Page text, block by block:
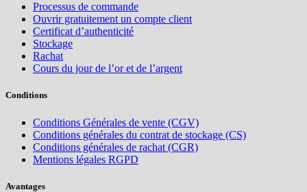
Processus de commande
Ouvrir gratuitement un compte client
Certificat d’authenticité
Stockage
Rachat
Cours du jour de l’or et de l’argent
Conditions
Conditions Générales de vente (CGV)
Conditions générales du contrat de stockage (CS)
Conditions générales de rachat (CGR)
Mentions légales RGPD
Avantages